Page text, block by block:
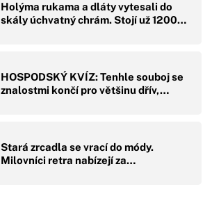
Holýma rukama a dláty vytesali do
skály úchvatný chrám. Stojí už 1200…
HOSPODSKÝ KVÍZ: Tenhle souboj se
znalostmi končí pro většinu dřív,…
Stará zrcadla se vrací do módy.
Milovníci retra nabízejí za…